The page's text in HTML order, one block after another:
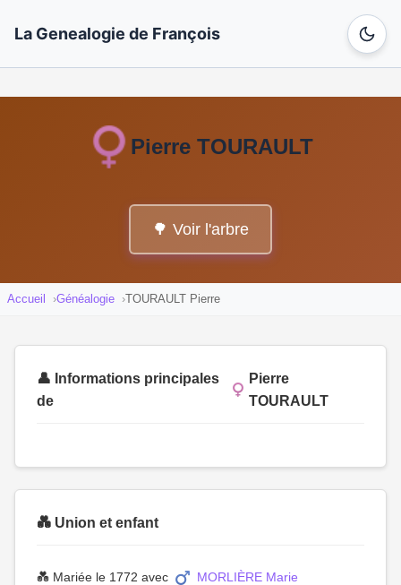
La Genealogie de François
Pierre TOURAULT
🌳 Voir l'arbre
Accueil Généalogie TOURAULT Pierre
👤 Informations principales
de
Pierre
TOURAULT
💑 Union et enfant
💑 Mariée le 1772 avec MORLIÈRE Marie